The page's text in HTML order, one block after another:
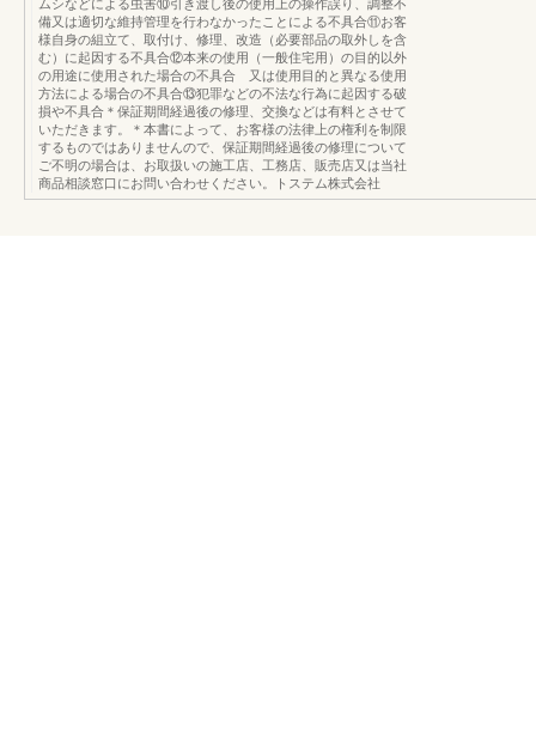
ムシなどによる虫害⑩引き渡し後の使用上の操作誤り、調整不
備又は適切な維持管理を行わなかったことによる不具合⑪お客
様自身の組立て、取付け、修理、改造（必要部品の取外しを含
む）に起因する不具合⑫本来の使用（一般住宅用）の目的以外
の用途に使用された場合の不具合 又は使用目的と異なる使用
方法による場合の不具合⑬犯罪などの不法な行為に起因する破
損や不具合＊保証期間経過後の修理、交換などは有料とさせて
いただきます。＊本書によって、お客様の法律上の権利を制限
するものではありませんので、保証期間経過後の修理について
ご不明の場合は、お取扱いの施工店、工務店、販売店又は当社
商品相談窓口にお問い合わせください。トステム株式会社